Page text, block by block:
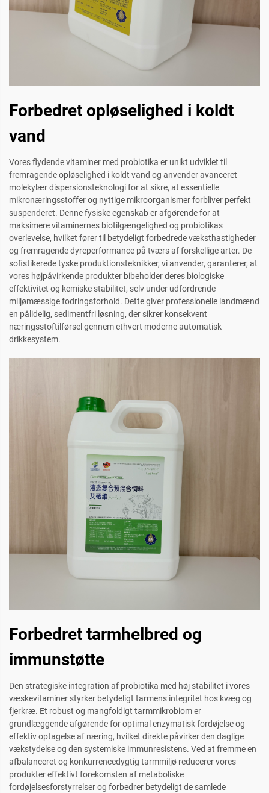
Forbedret opløselighed i koldt
vand
Vores flydende vitaminer med probiotika er unikt udviklet til
fremragende opløselighed i koldt vand og anvender avanceret
molekylær dispersionsteknologi for at sikre, at essentielle
mikronæringsstoffer og nyttige mikroorganismer forbliver perfekt
suspenderet. Denne fysiske egenskab er afgørende for at
maksimere vitaminernes biotilgængelighed og probiotikas
overlevelse, hvilket fører til betydeligt forbedrede væksthastigheder
og fremragende dyreperformance på tværs af forskellige arter. De
sofistikerede tyske produktionsteknikker, vi anvender, garanterer, at
vores højpåvirkende produkter bibeholder deres biologiske
effektivitet og kemiske stabilitet, selv under udfordrende
miljømæssige fodringsforhold. Dette giver professionelle landmænd
en pålidelig, sedimentfri løsning, der sikrer konsekvent
næringsstoftilførsel gennem ethvert moderne automatisk
drikkesystem.
Forbedret tarmhelbred og
immunstøtte
Den strategiske integration af probiotika med høj stabilitet i vores
væskevitaminer styrker betydeligt tarmens integritet hos kvæg og
fjerkræ. Et robust og mangfoldigt tarmmikrobiom er
grundlæggende afgørende for optimal enzymatisk fordøjelse og
effektiv optagelse af næring, hvilket direkte påvirker den daglige
vækstydelse og den systemiske immunresistens. Ved at fremme en
afbalanceret og konkurrencedygtig tarmmiljø reducerer vores
produkter effektivt forekomsten af metaboliske
fordøjelsesforstyrrelser og forbedrer betydeligt de samlede